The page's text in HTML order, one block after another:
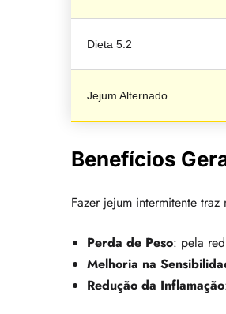
Dieta 5:2
Jejum Alternado
Benefícios
Fazer jejum intermitente
Perda de Peso: pela
Melhoria na
Redução da Inflamação